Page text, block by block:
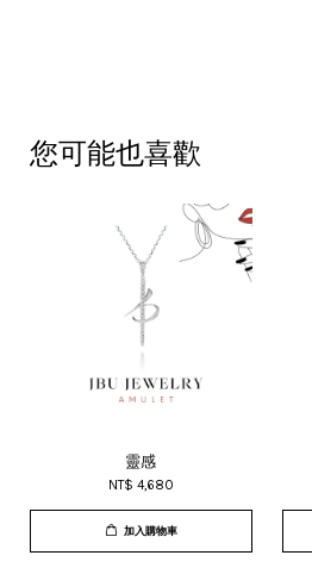
您可能也喜歡
靈感
NT$ 4,680
加入購物車